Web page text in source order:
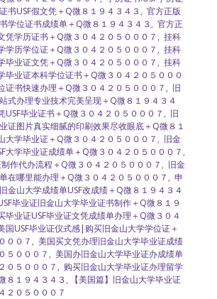
书USF假文凭＋Q微８１９４３４３ , 官方正版
学位证书成绩单＋Q微８１９４３４３ , 官方正
凭学历证书＋Q微３０４２０５０００７ , 挂科
学历学位证＋Q微３０４２０５０００７ , 挂科
毕业证文凭＋Q微３０４２０５０００７ , 挂科
毕业证本科学位证书＋Q微３０４２０５０００
证书快速办理＋Q微３０４２０５０００７ , 旧
式办理专业技术完美呈现＋Q微８１９４３４
USF毕业证书＋Q微３０４２０５０００７ , 旧
证图片真实细腻的印刷效果尽收眼底＋Q微８１
大学毕业证＋Q微３０４２０５０００７ , 旧金
大学毕业证成绩单＋Q微３０４２０５０００７ ,
作代办流程＋Q微３０４２０５０００７ , 旧金
在哪里能办理＋Q微３０４２０５０００７ , 申
金山大学成绩单USF改成绩＋Q微８１９４３４
毕业证旧金山大学毕业证书制作＋Q微８１９
毕业证USF毕业证文凭成绩单办理＋Q微３０４
国USF毕业证仪式感|购买旧金山大学学位证＋
００７ , 美国买文凭办理旧金山大学毕业证成绩
５０００７ , 美国办旧金山大学毕业证办成绩单
０５０００７ , 购买旧金山大学毕业证办理留学
８１９４３４３ ,
【美国篇】旧金山大学毕业证
２０５０００７